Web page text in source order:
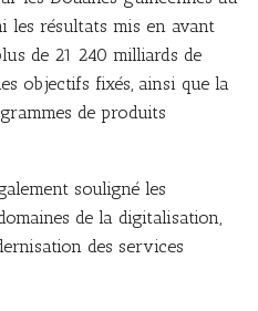
les résultats mis en avant
de 21 240 milliards de
objectifs fixés, ainsi que la
de produits
souligné les
de la digitalisation,
des services